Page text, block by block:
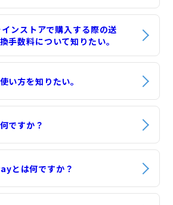
ンストアで購入する際の送
手数料について知りたい。
い方を知りたい。​
ですか？
とは何ですか？